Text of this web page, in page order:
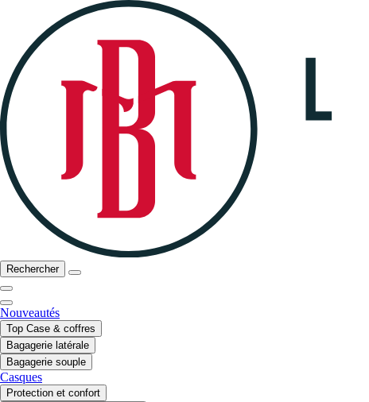
Rechercher
Nouveautés
Top Case & coffres
Bagagerie latérale
Bagagerie souple
Casques
Protection et confort